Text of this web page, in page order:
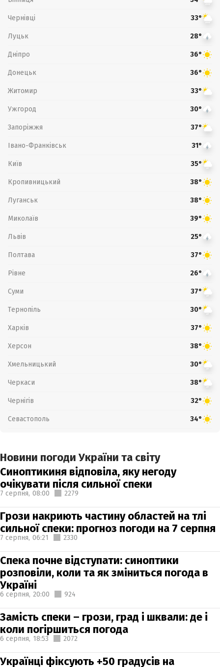
Чернівці 33°
Луцьк 28°
Дніпро 36°
Донецьк 36°
Житомир 33°
Ужгород 30°
Запоріжжя 37°
Івано-Франківськ 31°
Київ 35°
Кропивницький 38°
Луганськ 38°
Миколаїв 39°
Львів 25°
Полтава 37°
Рівне 26°
Суми 37°
Тернопіль 30°
Харків 37°
Херсон 38°
Хмельницький 30°
Черкаси 38°
Чернігів 32°
Севастополь 34°
Новини погоди України та світу
Синоптикиня відповіла, яку негоду
очікувати після сильної спеки
7 серпня, 08:00 2279
Грози накриють частину областей на тлі
сильної спеки: прогноз погоди на 7 серпня
7 серпня, 06:21 2330
Спека почне відступати: синоптики
розповіли, коли та як зміниться погода в
Україні
6 серпня, 20:00 924
Замість спеки – грози, град і шквали: де і
коли погіршиться погода
6 серпня, 18:53 2072
Українці фіксують +50 градусів на